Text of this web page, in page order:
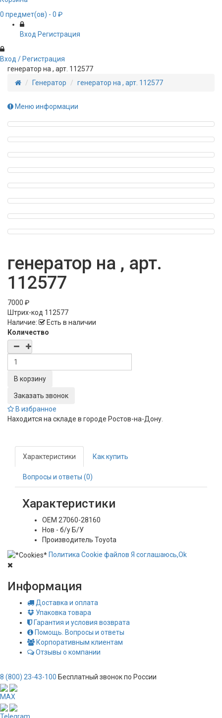
0 предмет(ов) - 0 ₽
Вход Регистрация
Вход / Регистрация
генератор на , арт. 112577
Генератор
генератор на , арт. 112577
Меню информации
генератор на , арт.
112577
7000 ₽
Штрих-код 112577
Наличие:
Есть в наличии
Количество
Заказать звонок
В избранное
Находится на складе в городе Ростов-на-Дону
Характеристики Как купить
Вопросы и ответы (0)
Характеристики
OEM 27060-28160
Нов - б/у Б/У
Производитель Toyota
Политика Сookie файлов Я соглашаюсь,Ok
Информация
Доставка и оплата
Упаковка товара
Гарантия и условия возврата
Помощь. Вопросы и ответы
Корпоративным клиентам
Отзывы о компании
8 (800) 23-43-100 Бесплатный звонок по России
MAX